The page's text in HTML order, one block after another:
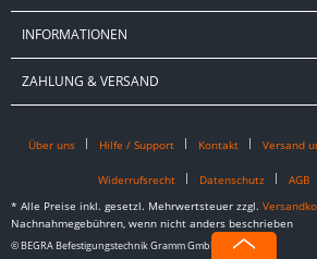
INFORMATIONEN
ZAHLUNG & VERSAND
Über uns Hilfe / Support Kontakt Versand
Widerrufsrecht Datenschutz AGB
* Alle Preise inkl. gesetzl. Mehrwertsteuer zzgl.
Nachnahmegebühren, wenn nicht anders beschrieben
© BEGRA Befestigungstechnik Gramm GmbH